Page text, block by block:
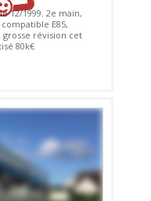
12/1999. 2e main,
E85,
grosse révision cet
80k€